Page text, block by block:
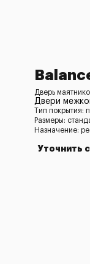
Дверь
Двери
Тип покрытия:
Размеры:
Назначение:
Уточнить